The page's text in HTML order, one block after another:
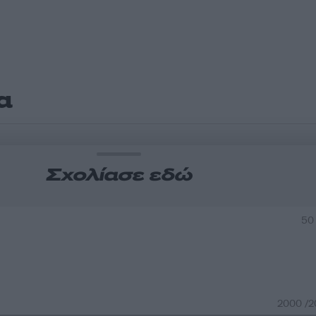
Σχολίασε εδώ
2000 /